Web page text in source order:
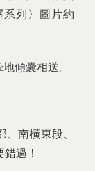
系列〉圖片約
傾囊相送。
南橫東段、
過！